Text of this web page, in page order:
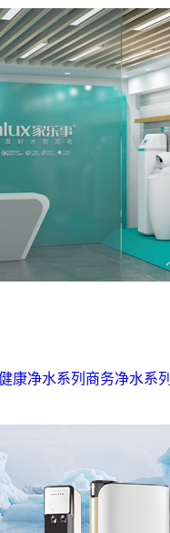
康净水系列 商务净水系列